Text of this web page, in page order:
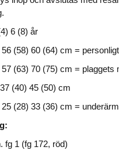
6 (8) år
56 (58) 60 (64) cm =
57 (63) 70 (75) cm = plaggets
37 (40) 45 (50) cm
25 (28) 33 (36) cm = underärm
fg 1 (fg 172, röd)